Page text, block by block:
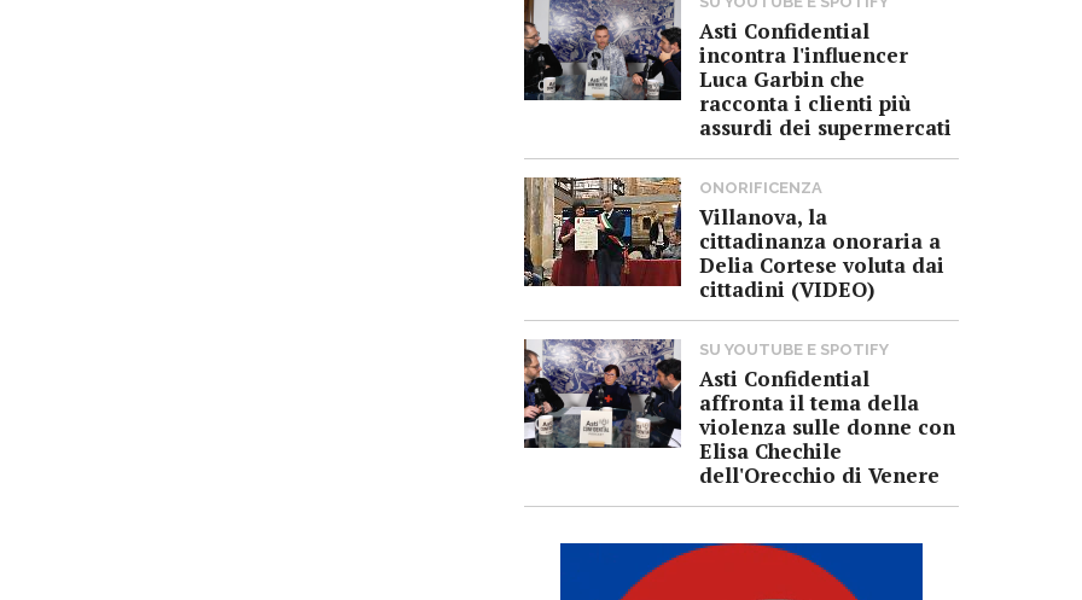
Asti Confidential
incontra l'influencer
Luca Garbin che
racconta i clienti più
assurdi dei supermercati
ONORIFICENZA
Villanova, la
cittadinanza onoraria a
Delia Cortese voluta dai
cittadini (VIDEO)
SU YOUTUBE E SPOTIFY
Asti Confidential
affronta il tema della
violenza sulle donne con
Elisa Chechile
dell'Orecchio di Venere